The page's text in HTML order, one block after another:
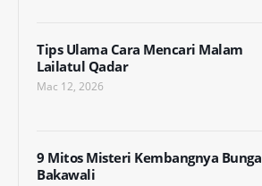
Tips Ulama Cara Mencari Malam
Lailatul Qadar
Mac 12, 2026
9 Mitos Misteri Kembangnya Bunga
Bakawali